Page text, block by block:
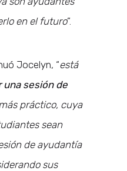
en el futuro”.
Jocelyn, “está
una sesión de
práctico, cuya
sean
de ayudantía
sus